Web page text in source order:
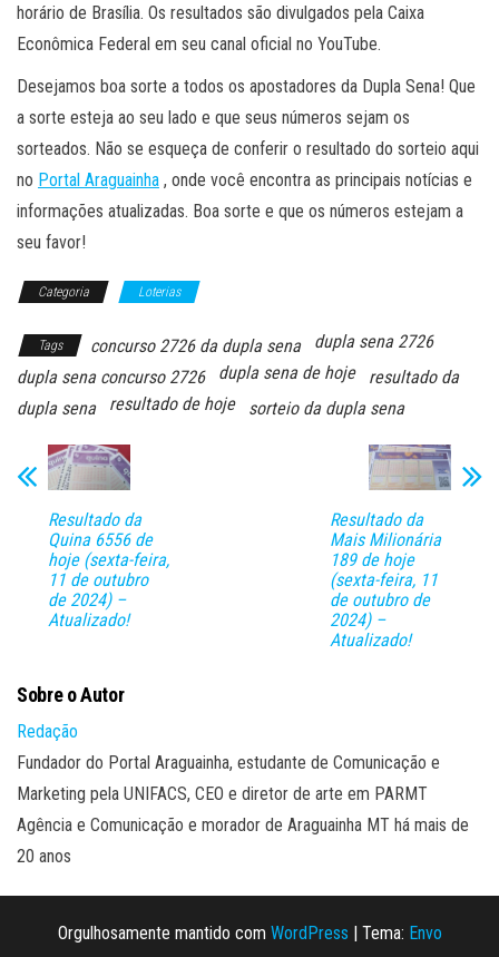
horário de Brasília. Os resultados são divulgados pela Caixa
Econômica Federal em seu canal oficial no YouTube.
Desejamos boa sorte a todos os apostadores da Dupla Sena! Que
a sorte esteja ao seu lado e que seus números sejam os
sorteados. Não se esqueça de conferir o resultado do sorteio aqui
no Portal Araguainha , onde você encontra as principais notícias e
informações atualizadas. Boa sorte e que os números estejam a
seu favor!
Categoria Loterias
Tags concurso 2726 da dupla sena
dupla sena 2726
dupla sena concurso 2726
dupla sena de hoje
resultado da
dupla sena
resultado de hoje sorteio da dupla sena
Resultado da
Quina 6556 de
hoje (sexta-feira,
11 de outubro
de 2024) –
Atualizado!
Resultado da
Mais Milionária
189 de hoje
(sexta-feira, 11
de outubro de
2024) –
Atualizado!
Sobre o Autor
Redação
Fundador do Portal Araguainha, estudante de Comunicação e
Marketing pela UNIFACS, CEO e diretor de arte em PARMT
Agência e Comunicação e morador de Araguainha MT há mais de
20 anos
Orgulhosamente mantido com WordPress Tema: Envo